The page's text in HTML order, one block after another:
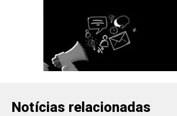
Notícias relacionadas